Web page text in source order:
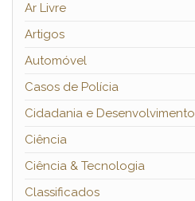
Ar Livre
Artigos
Automóvel
Casos de Polícia
Cidadania e Desenvolvimento
Ciência
Ciência & Tecnologia
Classificados